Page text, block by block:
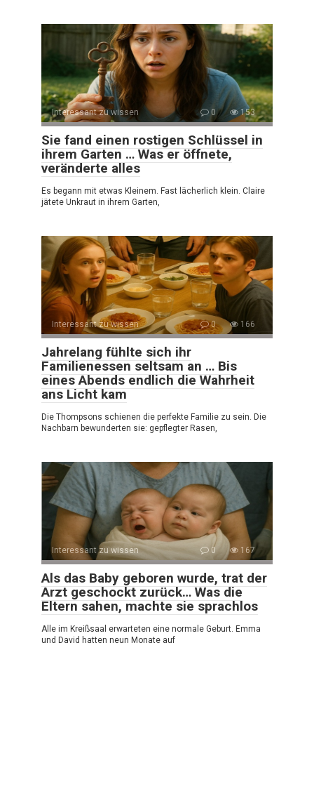
Interessant zu wissen 0 153
Sie fand einen rostigen Schlüssel in
ihrem Garten … Was er öffnete,
veränderte alles
Es begann mit etwas Kleinem. Fast lächerlich klein. Claire
jätete Unkraut in ihrem Garten,
Interessant zu wissen 0 166
Jahrelang fühlte sich ihr
Familienessen seltsam an … Bis
eines Abends endlich die Wahrheit
ans Licht kam
Die Thompsons schienen die perfekte Familie zu sein. Die
Nachbarn bewunderten sie: gepflegter Rasen,
Interessant zu wissen 0 167
Als das Baby geboren wurde, trat der
Arzt geschockt zurück… Was die
Eltern sahen, machte sie sprachlos
Alle im Kreißsaal erwarteten eine normale Geburt. Emma
und David hatten neun Monate auf